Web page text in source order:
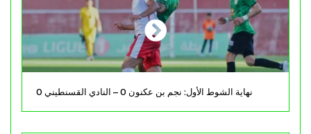
نهاية الشوط الأول: نجم بن عكنون 0 – النادي القسنطيني 0